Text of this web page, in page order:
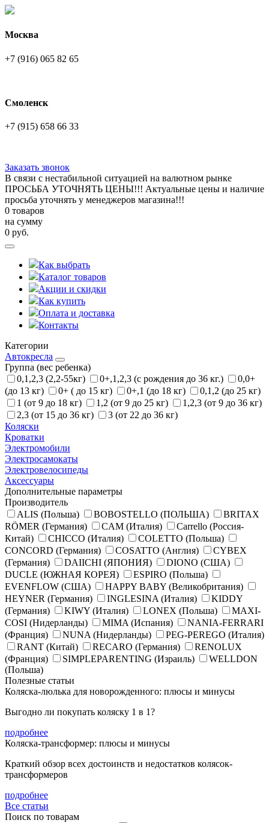
Москва
+7 (916) 065 82 65
Смоленск
+7 (915) 658 66 33
Заказать звонок
В связи с нестабильной ситуацией на валютном рынке
ПРОСЬБА УТОЧНЯТЬ ЦЕНЫ!!! Актуальные цены и наличие
просьба уточнять у менеджеров магазина!!!
0 товаров
на сумму
0 руб.
Как выбрать
Каталог товаров
Акции и скидки
Как купить
Оплата и доставка
Контакты
Категории
Автокресла
Группа (вес ребенка)
0,1,2,3 (2,2-55кг)
0+,1,2,3 (с рождения до 36 кг.)
0,0+
(до 13 кг)
0+ ( до 15 кг) 0+,1 (до 18 кг)
0,1,2 (до 25 кг)
1 (от 9 до 18 кг)
1,2 (от 9 до 25 кг)
1,2,3 (от 9 до 36 кг)
2,3 (от 15 до 36 кг)
3 (от 22 до 36 кг)
Коляски
Кроватки
Электромобили
Электросамокаты
Электровелосипеды
Аксессуары
Дополнительные параметры
Производитель
ALIS (Польша)
BOBOSTELLO (ПОЛЬША)
BRITAX
RÖMER (Германия)
CAM (Италия)
Carrello (Россия-
Китай)
CHICCO (Италия)
COLETTO (Польша)
CONCORD (Германия)
COSATTO (Англия)
CYBEX
(Германия)
DAIICHI (ЯПОНИЯ)
DIONO (США)
DUCLE (ЮЖНАЯ КОРЕЯ)
ESPIRO (Польша)
EVENFLOW (США)
HAPPY BABY (Великобритания)
HEYNER (Германия)
INGLESINA (Италия)
KIDDY
(Германия)
KIWY (Италия) LONEX (Польша)
MAXI-
COSI (Нидерланды)
MIMA (Испания)
NANIA-FERRARI
(Франция)
NUNA (Нидерланды)
PEG-PEREGO (Италия)
RANT (Китай)
RECARO (Германия)
RENOLUX
(Франция)
SIMPLEPARENTING (Израиль)
WELLDON
(Польша)
Полезные статьи
Коляска-люлька для новорожденного: плюсы и минусы
Выгодно ли покупать коляску 1 в 1?
подробнее
Коляска-трансформер: плюсы и минусы
Краткий обзор всех достоинств и недостатков колясок-
трансформеров
подробнее
Все статьи
Поиск по товарам